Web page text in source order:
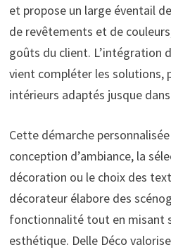
et propose un large éventail
de revêtements et de
goûts du client. L’intégration
vient compléter les solutions,
intérieurs adaptés jusque
Cette démarche
conception d’ambiance, la
décoration ou le choix des
décorateur élabore des
fonctionnalité tout en misant
esthétique. Delle Déco